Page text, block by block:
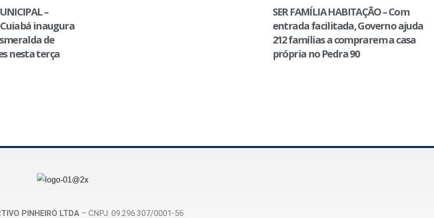
–
inaugura
de
nesta terça
SER FAMÍLIA HABITAÇÃO – Com
entrada facilitada, Governo ajuda
212 famílias a comprarem a casa
própria no Pedra 90
PINHEIRO LTDA– CNPJ: 09.296.307/0001-56